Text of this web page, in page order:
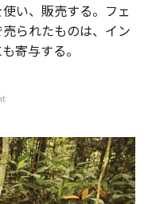
い、販売する。フェ
られたものは、イン
寄与する。